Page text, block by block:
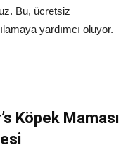
Bu, ücretsiz
yardımcı oluyor.
Köpek Maması